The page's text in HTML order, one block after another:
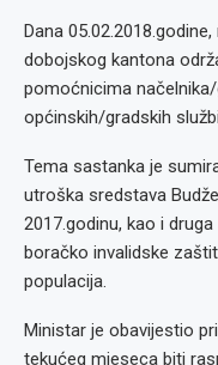
Dana
dobojskog kantona
pomoćnicima
općinskih/gradskih
Tema sastanka je
utroška sredstava
2017.godinu, kao i
boračko invalidske
populacija.
Ministar je obavijestio
tekućeg mjeseca biti